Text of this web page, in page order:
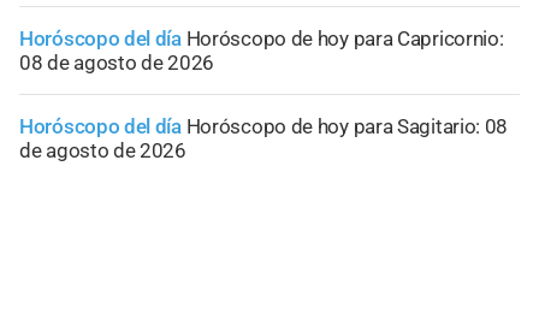
Horóscopo del día Horóscopo de hoy para Capricornio:
08 de agosto de 2026
Horóscopo del día Horóscopo de hoy para Sagitario: 08
de agosto de 2026